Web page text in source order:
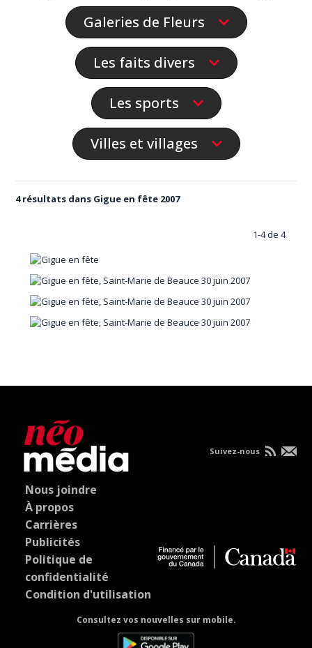
Galeries de Fleurs
Les faits divers
Les sports
Villes et villages
4 résultats dans Gigue en fête 2007
1-4 de 4
Nous joindre
À propos
Carrières
Publicités
Politique de
confidentialité
Condition d'utilisation
Consultez vos nouvelles sur mobile.
Suivez-nous